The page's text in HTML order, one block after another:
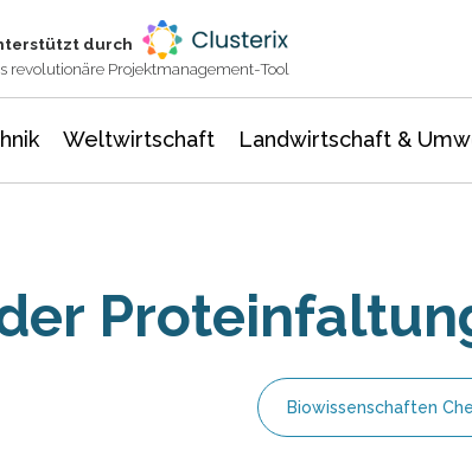
durch
revolutionäre Projektmanagement-Tool
Weltwirtschaft Landwirtschaft &
Biowissenschaften